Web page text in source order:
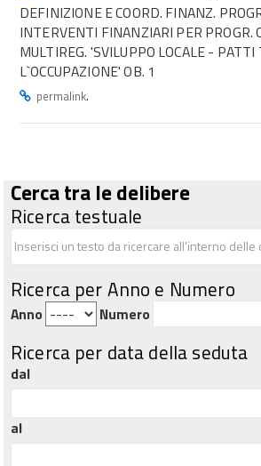
DEFINIZIONE E COORD. FINANZ.
INTERVENTI FINANZIARI PER PROGR.
MULTIREG. 'SVILUPPO LOCALE -
L`OCCUPAZIONE' OB. 1
permalink.
Cerca tra le delibere
Ricerca testuale
Ricerca per Anno e Numero
Anno Numero
Ricerca per data della seduta
dal
al